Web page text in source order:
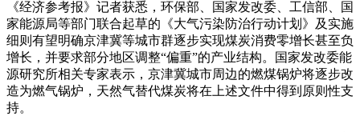
《经济参考报》记者获悉，环保部、国家发改委、工信部、国
家能源局等部门联合起草的《大气污染防治行动计划》及实施
细则有望明确京津冀等城市群逐步实现煤炭消费零增长甚至负
增长，并要求部分地区调整“偏重”的产业结构。国家发改委能
源研究所相关专家表示，京津冀城市周边的燃煤锅炉将逐步改
造为燃气锅炉，天然气替代煤炭将在上述文件中得到原则性支
持。